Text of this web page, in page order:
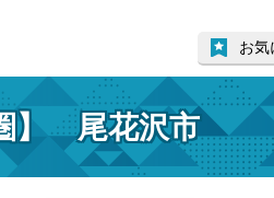
】 尾花沢市
お気